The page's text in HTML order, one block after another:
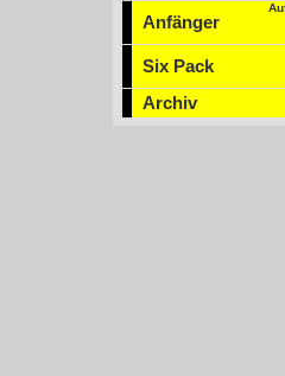
Anfänger
Six Pack
Archiv